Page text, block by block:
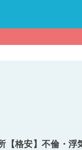
【格安】不倫・浮